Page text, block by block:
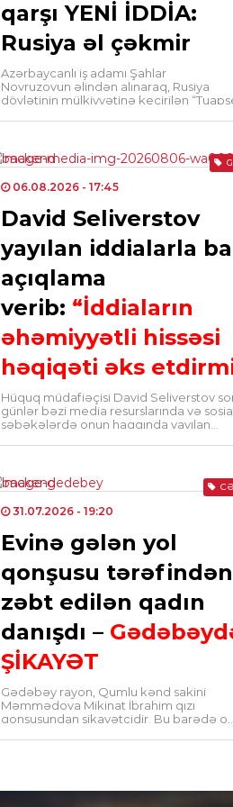
qarşı YENİ İDDİA:
Rusiya əl çəkmir
Azərbaycanlı iş adamı Şahlar
Novruzovun əlindən alınaraq, Rusiya
dövlətinin mülkiyyətinə keçirilən
06.08.2026 - 17:45
David Seliverstov
yayılan iddialarla
açıqlama
verib: “İddiaların
əhəmiyyətli hissəsi
həqiqəti əks
Hüquq müdafiəçisi David Seliverstov
günlər bəzi media resurslarında və
şəbəkələrdə onun haqqında yayılan
31.07.2026 - 19:20
Evinə gələn yol
qonşusu tərəfindən
zəbt edilən qadın
danışdı –
ŞİKAYƏT
Gədəbəy rayon, Qumlu kənd sakini
Məmmədova Mikinat İbrahim qızı
qonşusundan şikayətçidir. Bu barədə o,
Paşinyan:
gəldisə, Putin